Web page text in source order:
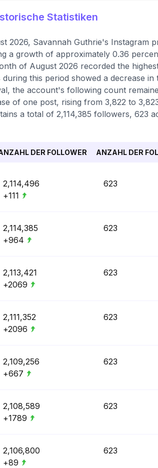
Statistiken
2026, Savannah Guthrie's Instagram
a growth of approximately 0.36
of August 2026 recorded the
this period showed a decrease
the account's following count
of one post, rising from 3,822 to
a total of 2,114,385 followers, 623
DER FOLLOWER ANZAHL DER
2,114,496
+111
623
2,114,385
+964
623
2,113,421
+2069
623
2,111,352
+2096
623
2,109,256
+667
623
2,108,589
+1789
623
2,106,800
+89
623